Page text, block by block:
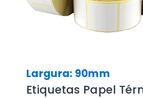
Largura: 90mm
Etiquetas Papel